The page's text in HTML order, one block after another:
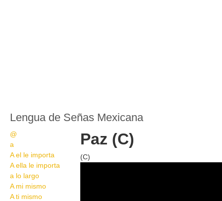
Lengua de Señas Mexicana
@
a
A el le importa
A ella le importa
a lo largo
A mi mismo
A ti mismo
Paz (C)
(C)